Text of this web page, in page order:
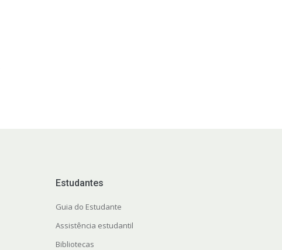
Estudantes
Guia do Estudante
Assistência estudantil
Bibliotecas